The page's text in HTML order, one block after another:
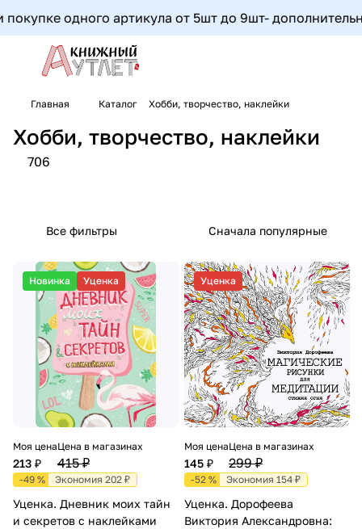
артикула от 5шт до 9шт- дополнительная
Главная Каталог Хобби, творчество, наклейки
Хобби, творчество, наклейки
706
Все фильтры Сначала популярные
Новинка Уценка
Моя цена
213 ₽
Цена в магазинах
415 ₽
-49 % Экономия 202 ₽
Уценка. Дневник моих тайн
и секретов с наклейками
Уценка
Моя цена
145 ₽
Цена в магазинах
299 ₽
-52 % Экономия 154 ₽
Уценка. Дорофеева
Виктория Александровна: